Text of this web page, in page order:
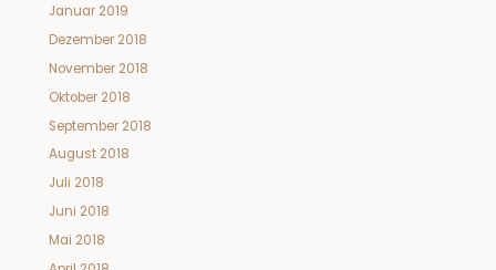
Januar 2019
Dezember 2018
November 2018
Oktober 2018
September 2018
August 2018
Juli 2018
Juni 2018
Mai 2018